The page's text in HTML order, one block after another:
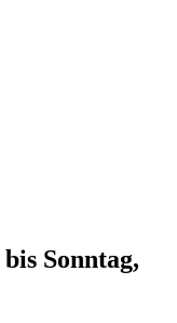
bis Sonntag,